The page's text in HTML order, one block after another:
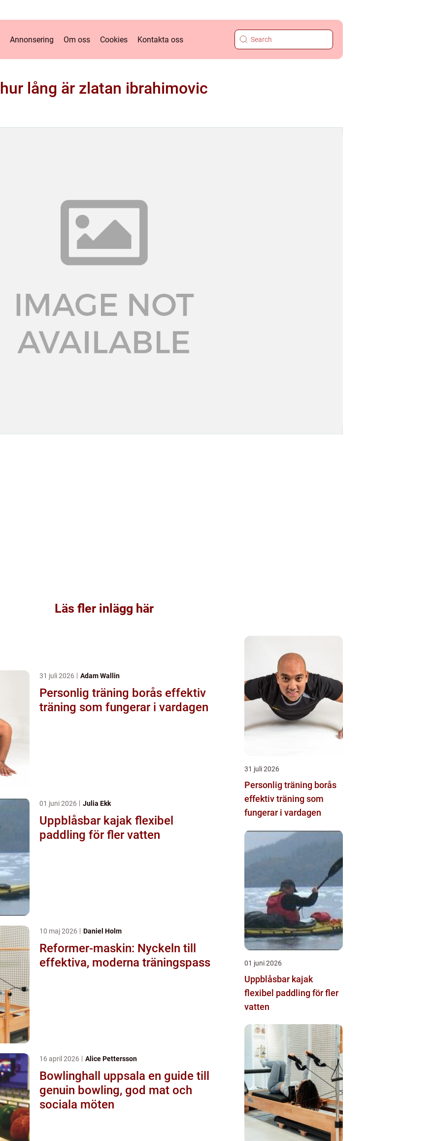
Annonsering Om oss Cookies Kontakta oss
hur lång är zlatan ibrahimovic
Läs fler inlägg här
31 juli 2026 Adam Wallin
Personlig träning borås effektiv
träning som fungerar i vardagen
01 juni 2026 Julia Ekk
Uppblåsbar kajak flexibel
paddling för fler vatten
10 maj 2026 Daniel Holm
Reformer-maskin: Nyckeln till
effektiva, moderna träningspass
16 april 2026 Alice Pettersson
Bowlinghall uppsala en guide till
genuin bowling, god mat och
sociala möten
31 juli 2026
Personlig träning borås
effektiv träning som
fungerar i vardagen
01 juni 2026
Uppblåsbar kajak
flexibel paddling för fler
vatten